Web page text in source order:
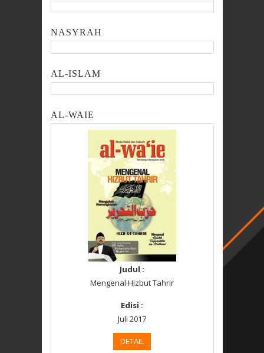
NASYRAH
AL-ISLAM
AL-WAIE
Judul :
Mengenal Hizbut Tahrir
Edisi :
Juli 2017
DETAIL